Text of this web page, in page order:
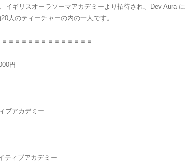
イギリスオーラソーマアカデミーより招待され、Dev Aura に
人のティーチャーの内の一人です。
＝＝＝＝＝＝＝＝＝＝＝＝＝
円
ブアカデミー
ティブアカデミー